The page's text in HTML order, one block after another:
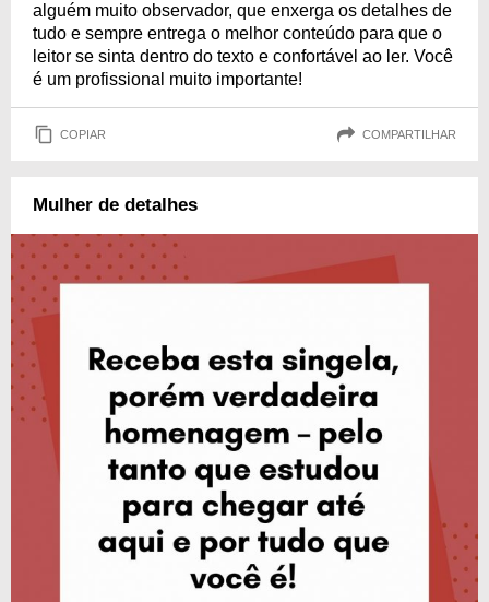
alguém muito observador, que enxerga os detalhes de
tudo e sempre entrega o melhor conteúdo para que o
leitor se sinta dentro do texto e confortável ao ler. Você
é um profissional muito importante!
COPIAR COMPARTILHAR
Mulher de detalhes